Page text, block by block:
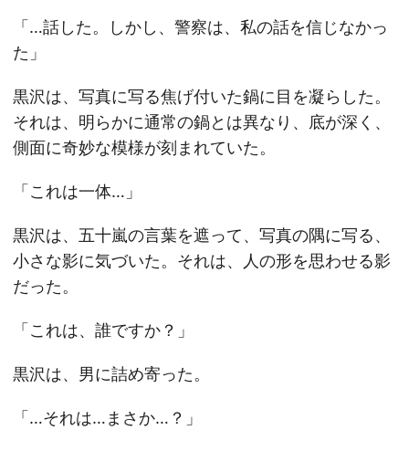
「…話した。しかし、警察は、私の話を信じなかっ
た」
黒沢は、写真に写る焦げ付いた鍋に目を凝らした。
それは、明らかに通常の鍋とは異なり、底が深く、
側面に奇妙な模様が刻まれていた。
「これは一体…」
黒沢は、五十嵐の言葉を遮って、写真の隅に写る、
小さな影に気づいた。それは、人の形を思わせる影
だった。
「これは、誰ですか？」
黒沢は、男に詰め寄った。
「…それは…まさか…？」